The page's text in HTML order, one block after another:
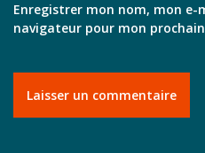
Enregistrer mon nom, mon
navigateur pour mon